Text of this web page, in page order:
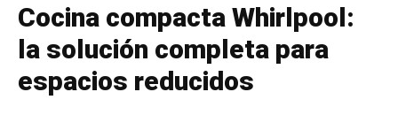
Cocina compacta Whirlpool:
la solución completa para
espacios reducidos